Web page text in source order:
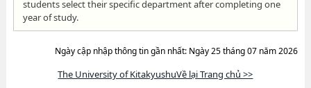
students select their specific department after completing one
year of study.
Ngày cập nhập thông tin gần nhất: Ngày 25 tháng 07 năm 2026
The University of KitakyushuVề lại Trang chủ >>